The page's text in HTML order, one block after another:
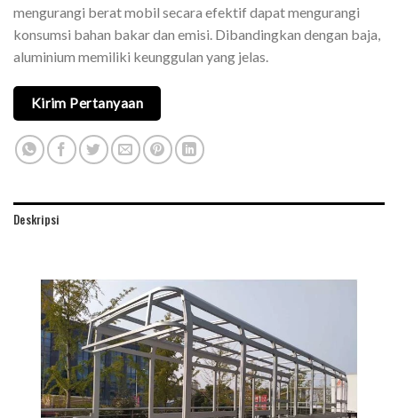
mengurangi berat mobil secara efektif dapat mengurangi
konsumsi bahan bakar dan emisi. Dibandingkan dengan baja,
aluminium memiliki keunggulan yang jelas.
Kirim Pertanyaan
Deskripsi